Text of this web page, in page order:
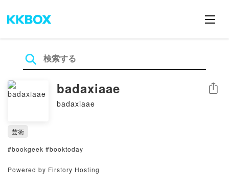
badaxiaae
badaxiaae
シェア
芸術
#bookgeek #booktoday
Powered by Firstory Hosting